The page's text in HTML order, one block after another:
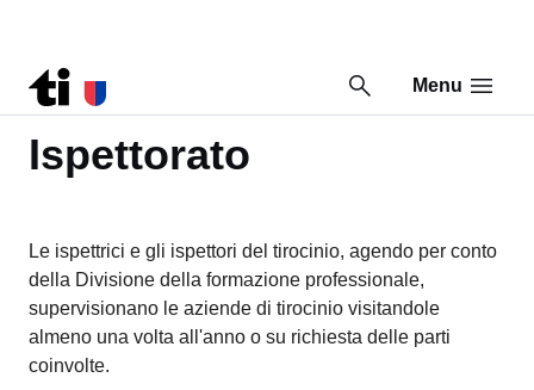
Vai al contenuto della pagina
Vai al piè di pagina
Torna a Risorse
Ispettorato
Le ispettrici e gli ispettori del tirocinio, agendo per conto
della Divisione della formazione professionale,
supervisionano le aziende di tirocinio visitandole
almeno una volta all'anno o su richiesta delle parti
coinvolte.